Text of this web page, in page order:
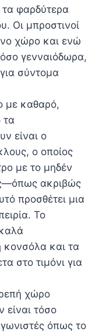
φαρδύτερα
Οι μπροστινοί
χώρο και ενώ
γενναιόδωρα,
σύντομα
με καθαρό,
τα
είναι ο
ο οποίος
με το μηδέν
ακριβώς
προσθέτει μια
Το
και τα
στο τιμόνι για
χώρο
είναι τόσο
όπως το